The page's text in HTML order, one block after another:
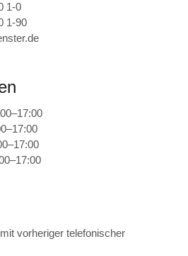
1-0
1-90
vorheriger telefonischer